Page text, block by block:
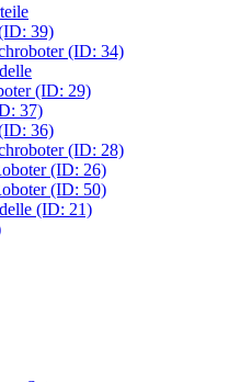
39)
(ID: 34)
(ID: 29)
37)
36)
(ID: 28)
(ID: 26)
(ID: 50)
(ID: 21)